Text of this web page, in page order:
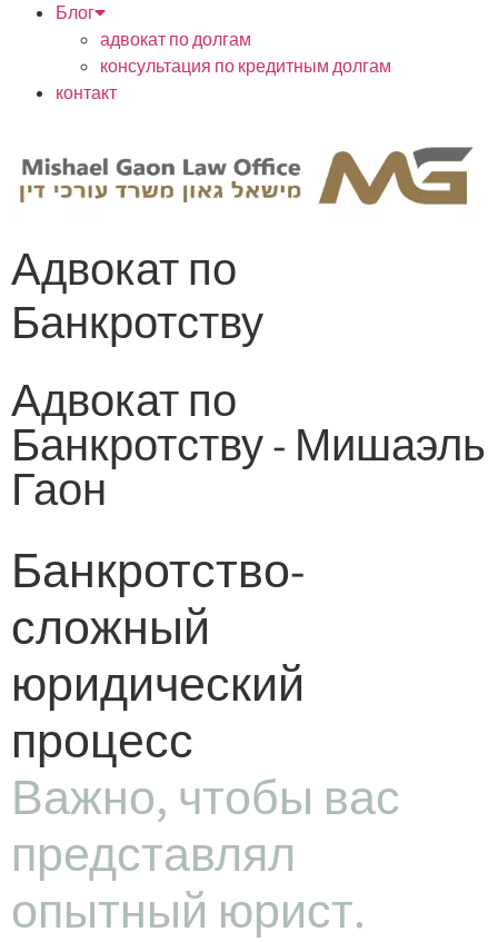
Блог
адвокат по долгам
консультация по кредитным долгам
контакт
Адвокат по
Банкротству
Адвокат по
Банкротству - Мишаэль
Гаон
Банкротство-
сложный
юридический
процесс
Важно, чтобы вас
представлял
опытный юрист.